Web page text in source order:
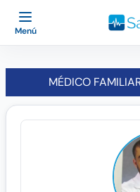
Menú
MÉDICO